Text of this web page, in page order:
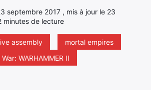
septembre 2017 , mis à jour le 23
minutes de lecture
assembly
mortal empires
WARHAMMER II